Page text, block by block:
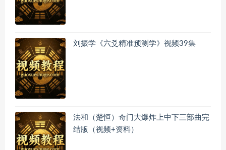
刘振学《六爻精准预测学》视频39集
法和（楚恒）奇门大爆炸上中下三部曲完
结版（视频+资料）